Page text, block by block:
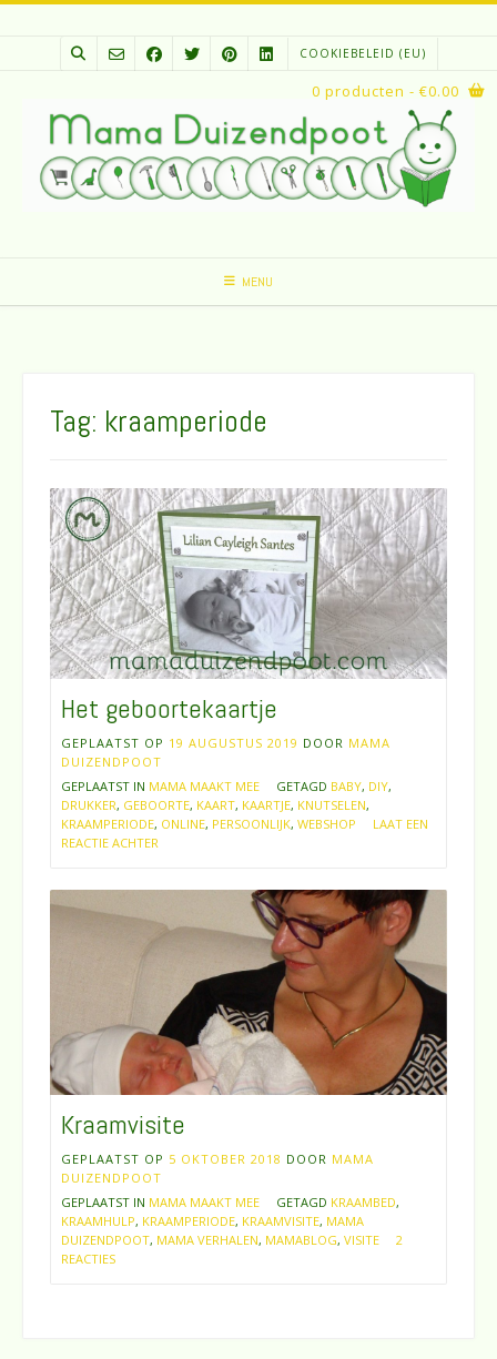
Spring
COOKIEBELEID (EU)
MENU
0 producten - €0.00
Tag: kraamperiode
Het geboortekaartje
GEPLAATST OP 19 AUGUSTUS 2019 DOOR MAMA
DUIZENDPOOT
GEPLAATST IN MAMA MAAKT MEE GETAGD BABY, DIY,
DRUKKER, GEBOORTE, KAART, KAARTJE, KNUTSELEN,
KRAAMPERIODE, ONLINE, PERSOONLIJK, WEBSHOP
LAAT EEN
REACTIE ACHTER
Kraamvisite
GEPLAATST OP 5 OKTOBER 2018 DOOR MAMA
DUIZENDPOOT
GEPLAATST IN MAMA MAAKT MEE GETAGD KRAAMBED,
KRAAMHULP, KRAAMPERIODE, KRAAMVISITE, MAMA
DUIZENDPOOT, MAMA VERHALEN, MAMABLOG, VISITE
2
REACTIES